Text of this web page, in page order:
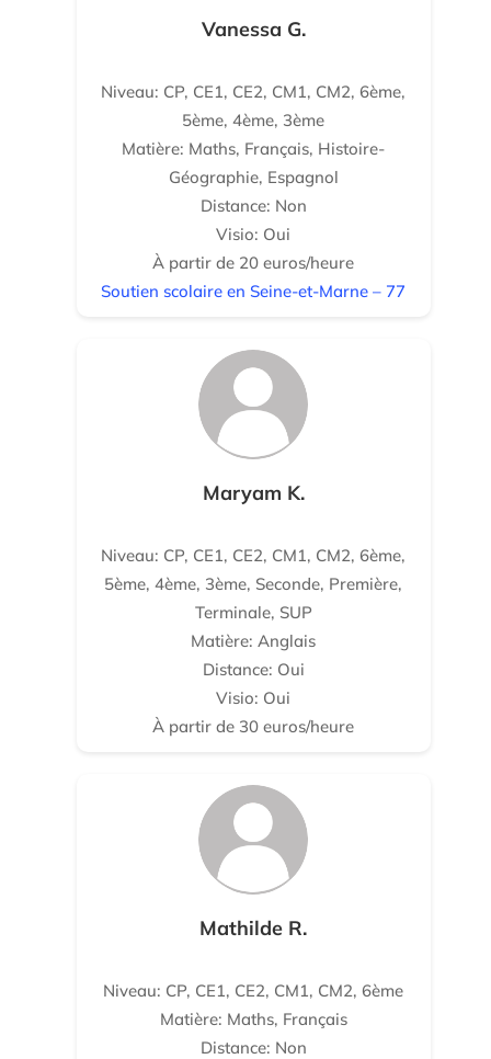
Vanessa G.
Niveau: CP, CE1, CE2, CM1, CM2, 6ème,
5ème, 4ème, 3ème
Matière: Maths, Français, Histoire-
Géographie, Espagnol
Distance: Non
Visio: Oui
À partir de 20 euros/heure
Soutien scolaire en Seine-et-Marne – 77
Maryam K.
Niveau: CP, CE1, CE2, CM1, CM2, 6ème,
5ème, 4ème, 3ème, Seconde, Première,
Terminale, SUP
Matière: Anglais
Distance: Oui
Visio: Oui
À partir de 30 euros/heure
Mathilde R.
Niveau: CP, CE1, CE2, CM1, CM2, 6ème
Matière: Maths, Français
Distance: Non